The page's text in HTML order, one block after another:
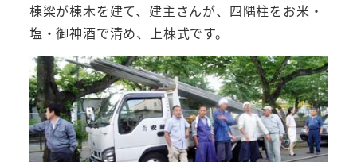
棟梁が棟木を建て、建主さんが、四隅柱をお米・
塩・御神酒で清め、上棟式です。